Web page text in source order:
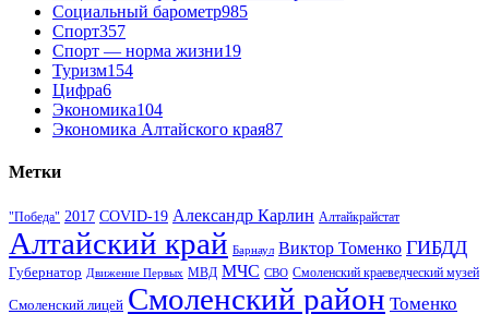
Социальный барометр985
Спорт357
Спорт — норма жизни19
Туризм154
Цифра6
Экономика104
Экономика Алтайского края87
Метки
"Победа" 2017 COVID-19 Александр Карлин Алтайкрайстат
Алтайский край Барнаул Виктор Томенко ГИБДД
Губернатор Движение Первых МВД МЧС СВО Смоленский краеведческий музей
Смоленский лицей Смоленский район Томенко